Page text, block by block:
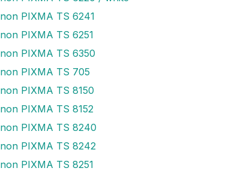
PIXMA TS 6241
PIXMA TS 6251
PIXMA TS 6350
PIXMA TS 705
PIXMA TS 8150
PIXMA TS 8152
PIXMA TS 8240
PIXMA TS 8242
PIXMA TS 8251